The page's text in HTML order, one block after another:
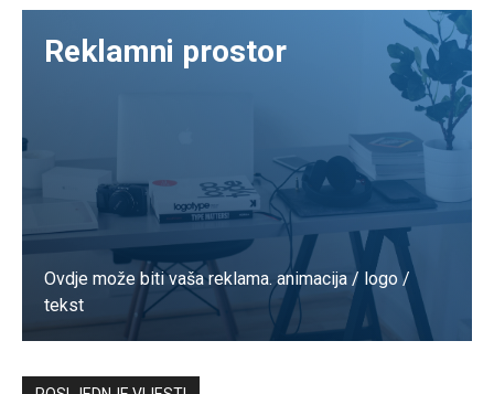
Reklamni prostor
Ovdje može biti vaša reklama. animacija / logo /
tekst
Kontaktirajte nas